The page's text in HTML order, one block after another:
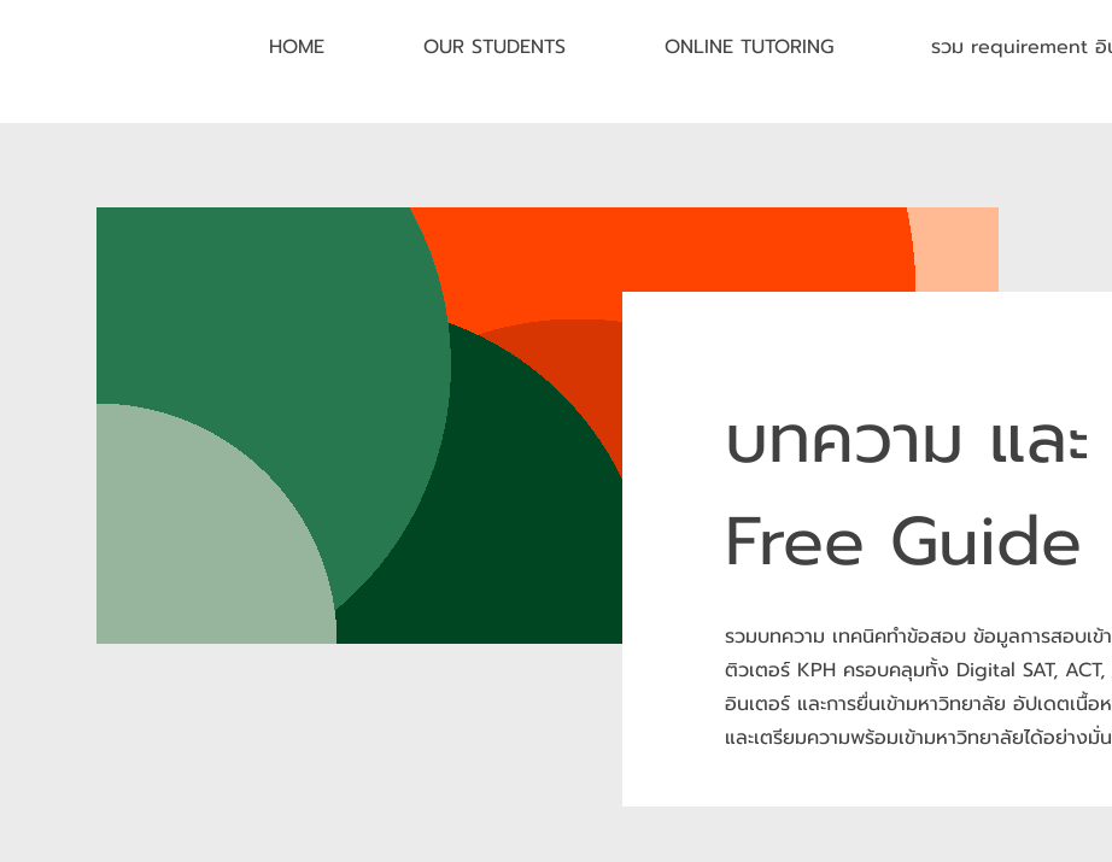
HOME OUR STUDENTS ONLINE TUTORING รวม requirement อิ
บทความ และ
Free Guide
รวมบทความ เทคนิคทำข้อสอบ ข้อมูลการสอบเ
ติวเตอร์ KPH ครอบคลุมทั้ง Digital SAT, ACT,
อินเตอร์ และการยื่นเข้ามหาวิทยาลัย อัปเดตเนื้
และเตรียมความพร้อมเข้ามหาวิทยาลัยได้อย่างมั่